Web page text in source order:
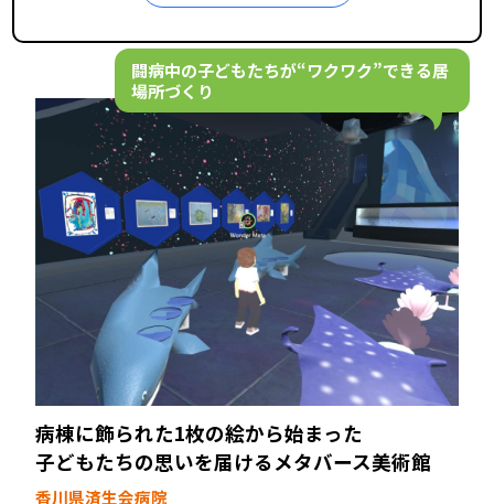
闘病中の子どもたちが“ワクワク”できる居
場所づくり
病棟に飾られた1枚の絵から始まった――
子どもたちの思いを届けるメタバース美術館
香川県済生会病院